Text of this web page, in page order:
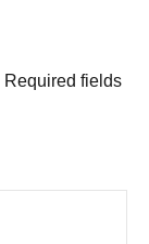
Required fields